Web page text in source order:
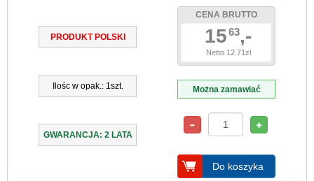
PRODUKT POLSKI
Ilośc w opak.: 1szt.
GWARANCJA: 2 LATA
CENA BRUTTO
1563,-
Netto 12.71zł
Można zamawiać
Do koszyka